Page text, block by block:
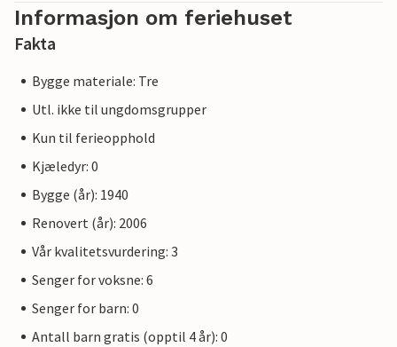
Informasjon om feriehuset
Fakta
Bygge materiale: Tre
Utl. ikke til ungdomsgrupper
Kun til ferieopphold
Kjæledyr: 0
Bygge (år): 1940
Renovert (år): 2006
Vår kvalitetsvurdering: 3
Senger for voksne: 6
Senger for barn: 0
Antall barn gratis (opptil 4 år): 0